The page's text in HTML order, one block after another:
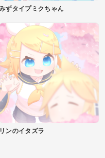
ずタイプミクちゃん
リンのイタズラ